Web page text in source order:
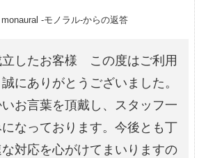
-モノラル-からの返答
立したお客様 この度はご利用
にありがとうございました。
お言葉を頂戴し、スタッフ一
になっております。今後とも丁
対応を心がけてまいりますの